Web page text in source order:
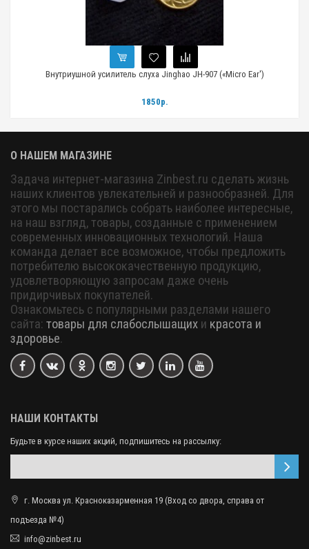
Внутриушной усилитель слуха Jinghao JH-907 («Micro Ear')
1850р.
О НАШЕМ МАГАЗИНЕ
Задача интернет-магазина Zinbest.ru сделать жизнь
наших клиентов увлекательней и разнообразней. Для
этого мы постарались собрать наиболее интересные,
на наш взгляд, товары, созданные с применением
современных инновационных технологий. Наша
команда делает все возможное, чтобы предложить
потребителю высококачественную продукцию,
удовлетворяющую запросам даже очень
придирчивых покупателей.
Ознакомьтесь с популярными разделами нашего
сайта: товары для слабослышащих и красота и
здоровье.
НАШИ КОНТАКТЫ
Будьте в курсе наших акций, подпишитесь на рассылку:
г. Москва ул. Красноказарменная 19 (Вход со двора, справа от
подъезда №4)
info@zinbest.ru